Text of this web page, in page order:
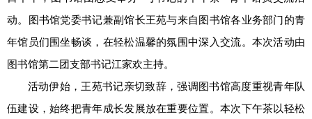
动。图书馆党委书记兼副馆长王苑与来自图书馆各业务部门的青
年馆员们围坐畅谈，在轻松温馨的氛围中深入交流。本次活动由
图书馆第二团支部书记江家欢主持。
活动伊始，王苑书记亲切致辞，强调图书馆高度重视青年队
伍建设，始终把青年成长发展放在重要位置。本次下午茶以轻松